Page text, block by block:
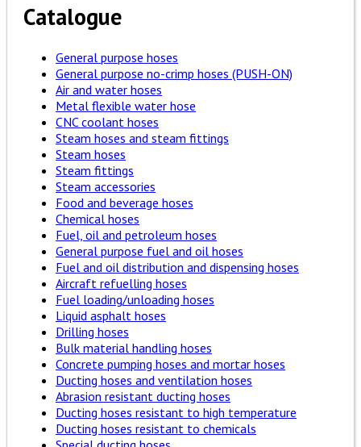
Catalogue
General purpose hoses
General purpose no-crimp hoses (PUSH-ON)
Air and water hoses
Metal flexible water hose
CNC coolant hoses
Steam hoses and steam fittings
Steam hoses
Steam fittings
Steam accessories
Food and beverage hoses
Chemical hoses
Fuel, oil and petroleum hoses
General purpose fuel and oil hoses
Fuel and oil distribution and dispensing hoses
Aircraft refuelling hoses
Fuel loading/unloading hoses
Liquid asphalt hoses
Drilling hoses
Bulk material handling hoses
Concrete pumping hoses and mortar hoses
Ducting hoses and ventilation hoses
Abrasion resistant ducting hoses
Ducting hoses resistant to high temperature
Ducting hoses resistant to chemicals